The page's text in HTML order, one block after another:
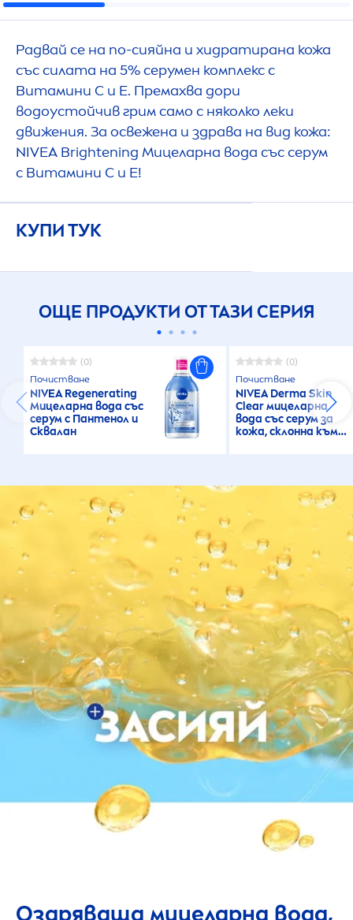
Радвай се на по-сияйна и хидратирана кожа
със силата на 5% серумен комплекс с
Витамини C и E. Премахва дори
водоустойчив грим само с няколко леки
движения. За освежена и здрава на вид кожа:
NIVEA Brightening Мицеларна вода със серум
с Витамини C и E!
КУПИ ТУК
ОЩЕ ПРОДУКТИ ОТ ТАЗИ СЕРИЯ
(0)
Почистване
NIVEARegenerating
Мицеларна вода със
серум с Пантенол и
Сквалан
(0)
Почистване
NIVEADermaSkin
Clear мицеларна
вода със серум за
кожа, склонна към
Озаряваща мицеларна вода,